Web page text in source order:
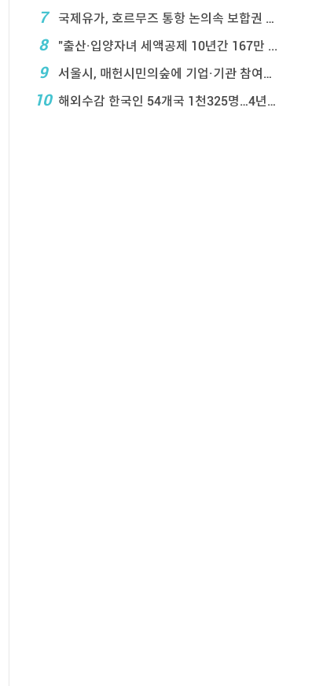
7 국제유가, 호르무즈 통항 논의속 보합권 마감…브렌트 ...
8 "출산·입양자녀 세액공제 10년간 167만 ...
9 서울시, 매헌시민의숲에 기업·기관 참여정원 조성
10 해외수감 한국인 54개국 1천325명…4년 새 25 ...